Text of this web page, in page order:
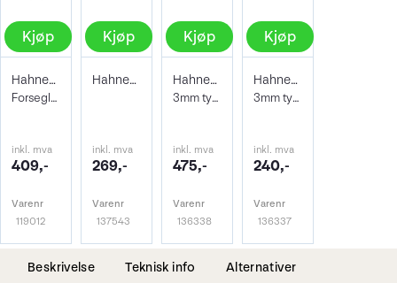
Kjøp
Hahnemühle Protective Spray 400ml
Forseglende og beskyttene lakk
inkl. mva
409,-
Varenr
119012
Kjøp
Hahnemühle Signing Pen Duo
inkl. mva
269,-
Varenr
137543
Kjøp
Hahnemühle Archive & Portfoliobox A2
3mm tykkelse 605x435x35 mm
inkl. mva
475,-
Varenr
136338
Kjøp
Hahnemühle Archive & Portfoliobox A3+
3mm tykkelse 32,9 x 48,3 cm
inkl. mva
240,-
Varenr
136337
Beskrivelse Teknisk info Alternativer